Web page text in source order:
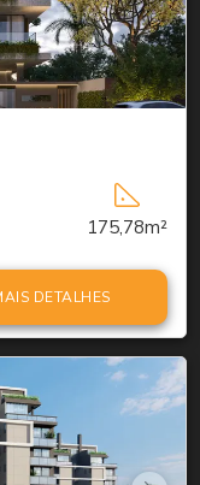
175,78m²
DETALHES